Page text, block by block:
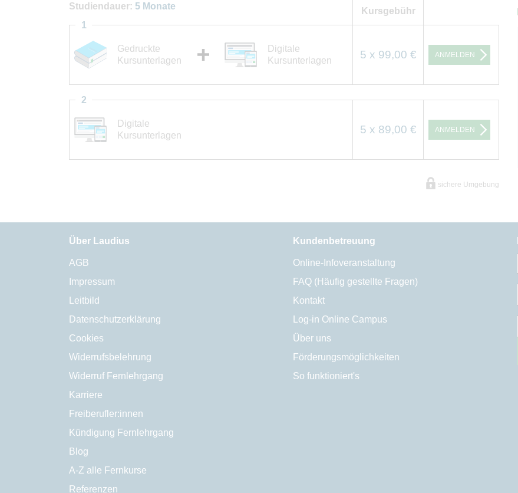
Studiendauer: 5 Monate
Gedruckte
Kursunterlagen
Digitale
Kursunterlagen
Kursgebühr
5 x 99,00 € ANMELDEN
1
Digitale
Kursunterlagen
5 x 89,00 € ANMELDEN
2
sichere Umgebung
Über Laudius
AGB
Impressum
Leitbild
Datenschutzerklärung
Cookies
Widerrufsbelehrung
Widerruf Fernlehrgang
Karriere
Freiberufler:innen
Kündigung Fernlehrgang
Blog
A-Z alle Fernkurse
Referenzen
Kundenbetreuung
Online-Infoveranstaltung
FAQ (Häufig gestellte Fragen)
Kontakt
Log-in Online Campus
Über uns
Förderungsmöglichkeiten
So funktioniert's